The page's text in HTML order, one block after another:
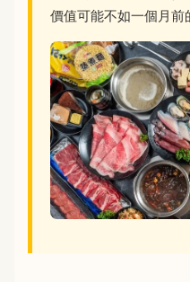
價值可能不如一個月前